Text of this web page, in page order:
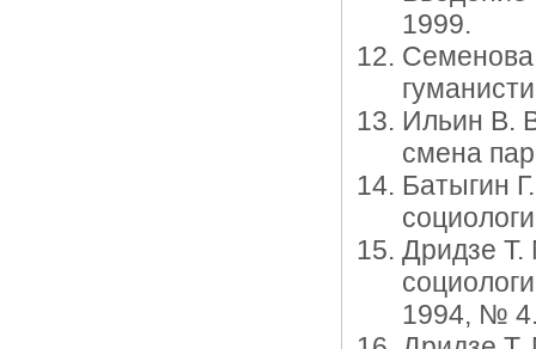
1999.
Ильин В.
смена
Батыгин
Дридзе Т.
1994, №